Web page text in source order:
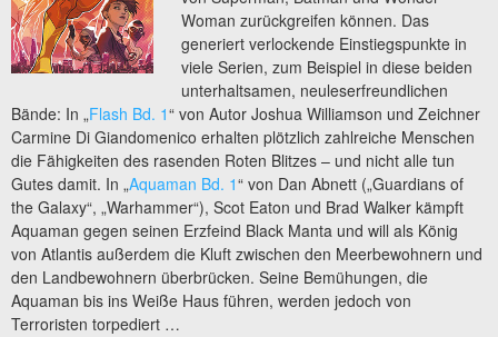
Woman zurückgreifen können. Das
generiert verlockende Einstiegspunkte in
viele Serien, zum Beispiel in diese beiden
unterhaltsamen, neuleserfreundlichen
Bände: In „Flash Bd. 1“ von Autor Joshua Williamson und Zeichner
Carmine Di Giandomenico erhalten plötzlich zahlreiche Menschen
die Fähigkeiten des rasenden Roten Blitzes – und nicht alle tun
Gutes damit. In „Aquaman Bd. 1“ von Dan Abnett („Guardians of
the Galaxy“, „Warhammer“), Scot Eaton und Brad Walker kämpft
Aquaman gegen seinen Erzfeind Black Manta und will als König
von Atlantis außerdem die Kluft zwischen den Meerbewohnern und
den Landbewohnern überbrücken. Seine Bemühungen, die
Aquaman bis ins Weiße Haus führen, werden jedoch von
Terroristen torpediert …